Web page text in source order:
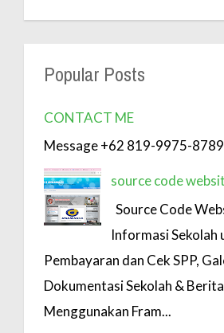
Popular Posts
CONTACT ME
Message +62 819-9975-
source code
Source Code
Informasi Sekolah
Pembayaran dan Cek SPP,
Dokumentasi Sekolah &
Menggunakan Fram...